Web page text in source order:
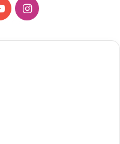
YouTubeInstagram